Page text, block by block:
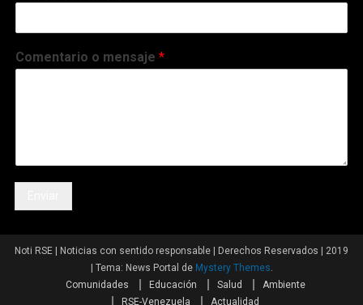
Comentario o mensaje*
Noti RSE | Noticias con sentido responsable | Derechos Reservados | 2019
Tema: News Portal de Mystery Themes.
Comunidades
Educación Salud
Ambiente
RSE-Venezuela
Actualidad